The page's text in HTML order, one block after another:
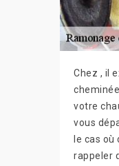
Chez , il
votre
vous
le cas
rappeler